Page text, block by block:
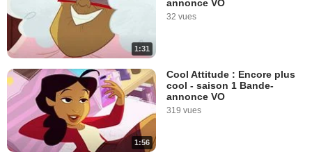
1:31
annonce VO
32 vues
1:56
Cool Attitude : Encore plus
cool - saison 1 Bande-
annonce VO
319 vues